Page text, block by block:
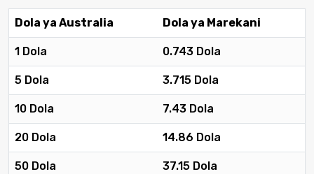
Dola ya Australia Dola ya Marekani
1 Dola 0.743 Dola
5 Dola 3.715 Dola
10 Dola 7.43 Dola
20 Dola 14.86 Dola
50 Dola 37.15 Dola